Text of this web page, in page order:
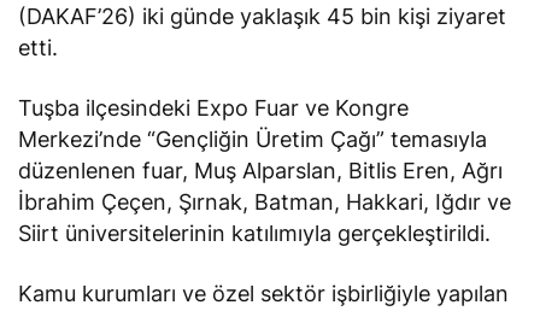
(DAKAF’26) iki günde yaklaşık 45 bin kişi ziyaret
etti.
Tuşba ilçesindeki Expo Fuar ve Kongre
Merkezi’nde “Gençliğin Üretim Çağı” temasıyla
düzenlenen fuar, Muş Alparslan, Bitlis Eren, Ağrı
İbrahim Çeçen, Şırnak, Batman, Hakkari, Iğdır ve
Siirt üniversitelerinin katılımıyla gerçekleştirildi.
Kamu kurumları ve özel sektör işbirliğiyle yapılan